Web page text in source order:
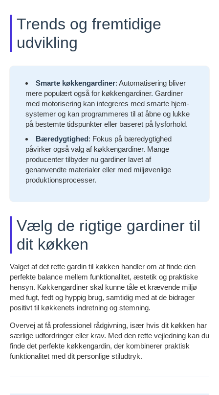
Trends og fremtidige
udvikling
Smarte køkkengardiner: Automatisering bliver
mere populært også for køkkengardiner. Gardiner
med motorisering kan integreres med smarte hjem-
systemer og kan programmeres til at åbne og lukke
på bestemte tidspunkter eller baseret på lysforhold.
Bæredygtighed: Fokus på bæredygtighed
påvirker også valg af køkkengardiner. Mange
producenter tilbyder nu gardiner lavet af
genanvendte materialer eller med miljøvenlige
produktionsprocesser.
Vælg de rigtige gardiner til
dit køkken
Valget af det rette gardin til køkken handler om at finde den
perfekte balance mellem funktionalitet, æstetik og praktiske
hensyn. Køkkengardiner skal kunne tåle et krævende miljø
med fugt, fedt og hyppig brug, samtidig med at de bidrager
positivt til køkkenets indretning og stemning.
Overvej at få professionel rådgivning, især hvis dit køkken har
særlige udfordringer eller krav. Med den rette vejledning kan du
finde det perfekte køkkengardin, der kombinerer praktisk
funktionalitet med dit personlige stiludtryk.